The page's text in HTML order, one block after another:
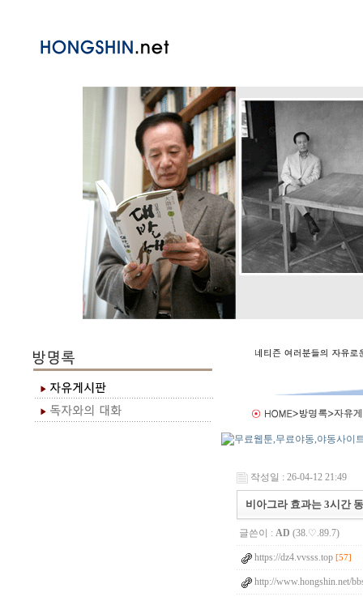
작성일 : 26-04-12 21:49
비아그라 효과는 3시간
글쓴이 : AD (38.♡.89.7)
https://dz4.vvsss.top [57]
http://www.hongshin.net/